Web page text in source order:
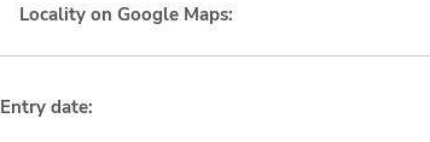
Locality on Google Maps:
Entry date: